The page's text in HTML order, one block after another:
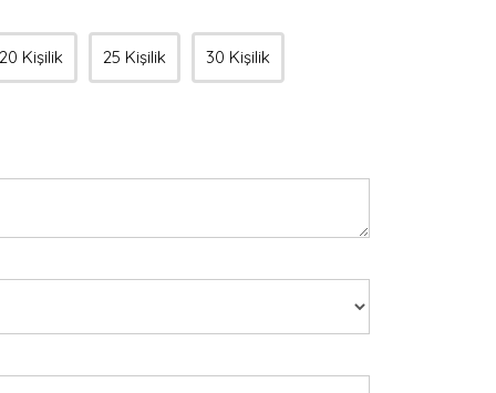
20 Kişilik 25 Kişilik 30 Kişilik